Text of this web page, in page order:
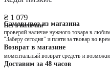
₴ 1 079
Нет в наличии
Самовывоз из магазина
проверяй наличие нужного товара в
"Заберу сегодня" и плати за твовар во
Возврат в магазине
моментальный возврат средств и
Доставим за 48 часов